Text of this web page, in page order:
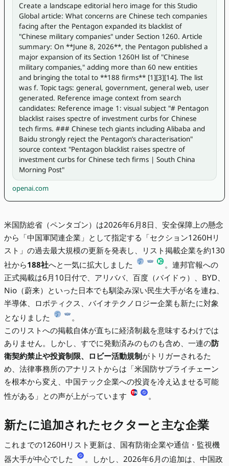
Create a landscape editorial hero image for this Studio
Global article: What concerns are Chinese tech companies
facing after the Pentagon expanded its blacklist of
"Chinese military companies" under Section 1260. Article
summary: On **June 8, 2026**, the Pentagon published a
major expansion of its Section 1260H list of "Chinese
military companies," adding more than 60 new entities
and bringing the total to **188 firms** [1][3][14]. The list
was f. Topic tags: general, government, general web, user
generated. Reference image context from search
candidates: Reference image 1: visual subject "# Pentagon
blacklist raises spectre of investment curbs for Chinese
tech firms. ### Chinese tech giants including Alibaba and
Baidu strongly reject the Pentagon’s characterisation"
source context "Pentagon blacklist raises spectre of
investment curbs for Chinese tech firms | South China
Morning Post"
openai.com
米国防総省（ペンタゴン）は2026年6月8日、安全保障上の懸念
から「中国軍関連企業」として指定する「セクション1260Hリ
スト」の過去最大規模の更新を発表し、リスト掲載企業を約130
社から188社へと一気に拡大しました
。連邦官報への
正式掲載は6月10日付で、アリババ、百度（バイドゥ）、BYD、
Nio（蔚来）といった日本でも馴染み深い民生大手が名を連ね、
半導体、ロボティクス、バイオテクノロジー企業も新たに対象
となりました
。
このリストへの掲載自体が直ちに経済制裁を意味するわけでは
ありません。しかし、すでに発動済みのものも含め、一連の防
衛契約禁止や投資制限、ロビー活動規制がトリガーされるた
め、法律事務所のアナリストからは「米国防サプライチェーン
を根本から変え、中国テック企業への投資を冷え込ませる可能
性がある」との声が上がっています
。
新たに追加されたセクターと主な企業
これまでの1260Hリスト更新は、国有防衛企業や通信・監視機
器大手が中心でした
。しかし、2026年6月の追加は、中国政